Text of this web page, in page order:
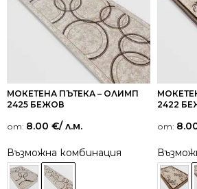
МОКЕТЕНА ПЪТЕКА – ОЛИМП
2425 БЕЖОВ
от: 8.00 €/ л.м.
Възможна комбинация
2422
от: